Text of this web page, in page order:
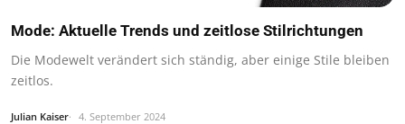
Mode: Aktuelle Trends und zeitlose Stilrichtungen
Die Modewelt verändert sich ständig, aber einige Stile bleiben
zeitlos.
Julian Kaiser 4. September 2024